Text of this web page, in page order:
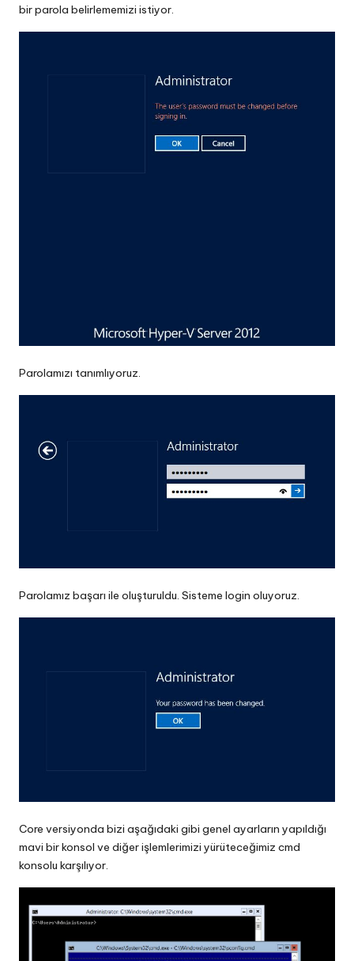
bir parola belirlememizi istiyor.
Parolamızı tanımlıyoruz.
Parolamız başarı ile oluşturuldu. Sisteme login oluyoruz.
Core versiyonda bizi aşağıdaki gibi genel ayarların yapıldığı
mavi bir konsol ve diğer işlemlerimizi yürüteceğimiz cmd
konsolu karşılıyor.